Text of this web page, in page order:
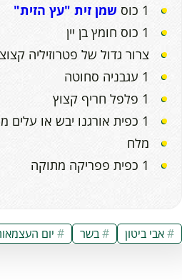
1 כוס
שמן זית "עץ הזית"
1 כוס חומץ בן יין
צרור גדול של פטרוזיליה
1 עגבניה סחוטה
1 פלפל חריף קצוץ
1 כפית אורגנו יבש או עלים מ-2 ענפי אורגנו טרי
מלח
1 כפית פפריקה מתוקה
אבי ביטון בשר יום